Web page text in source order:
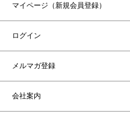
マイページ（新規会員登録）
ログイン
メルマガ登録
会社案内